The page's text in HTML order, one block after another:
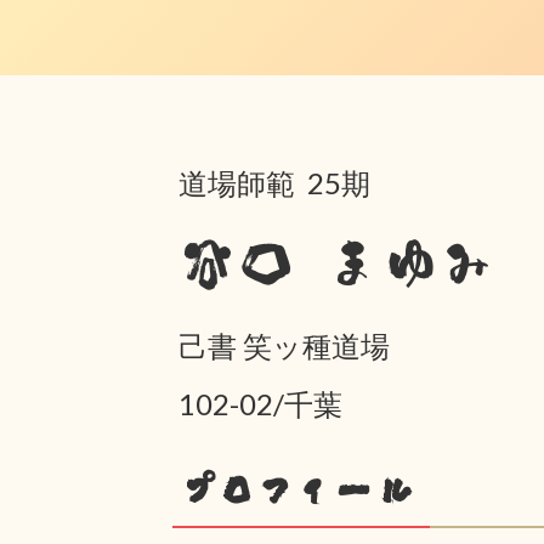
道場師範 25期
谷口 まゆみ
己書 笑ッ種道場
102-02/千葉
プロフィール